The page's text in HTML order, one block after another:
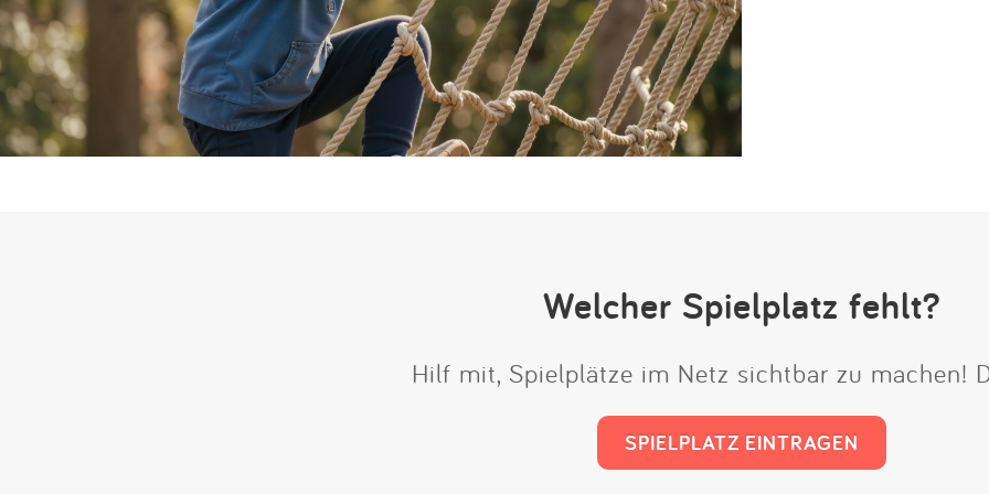
Welcher Spielplatz fehlt?
Hilf mit, Spielplätze im Netz sichtbar zu machen!
SPIELPLATZ EINTRAGEN